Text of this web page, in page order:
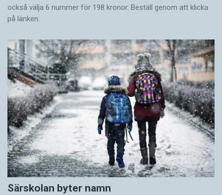
också välja 6 nummer för 198 kronor. Beställ genom att klicka
på länken.
Särskolan byter namn